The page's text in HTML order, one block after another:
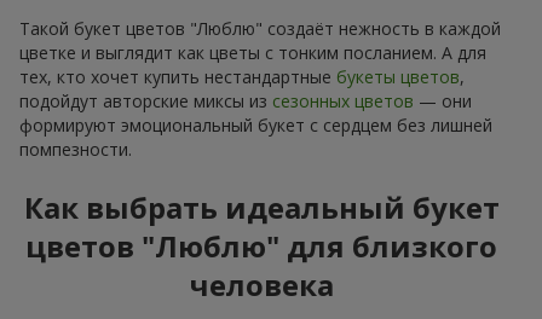
Такой букет цветов "Люблю" создаёт нежность в каждой
цветке и выглядит как цветы с тонким посланием. А для
тех, кто хочет купить нестандартные букеты цветов,
подойдут авторские миксы из сезонных цветов — они
формируют эмоциональный букет с сердцем без лишней
помпезности.
Как выбрать идеальный букет
цветов "Люблю" для близкого
человека